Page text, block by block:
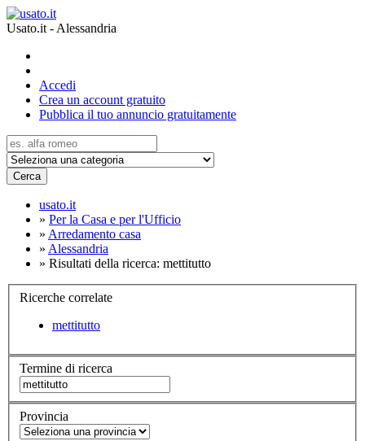
Usato.it - Alessandria
Accedi
Crea un account gratuito
Pubblica il tuo annuncio gratuitamente
Cerca
usato.it
» Per la Casa e per l'Ufficio
» Arredamento casa
» Alessandria
» Risultati della ricerca: mettitutto
Ricerche correlate
mettitutto
Termine di ricerca
Provincia